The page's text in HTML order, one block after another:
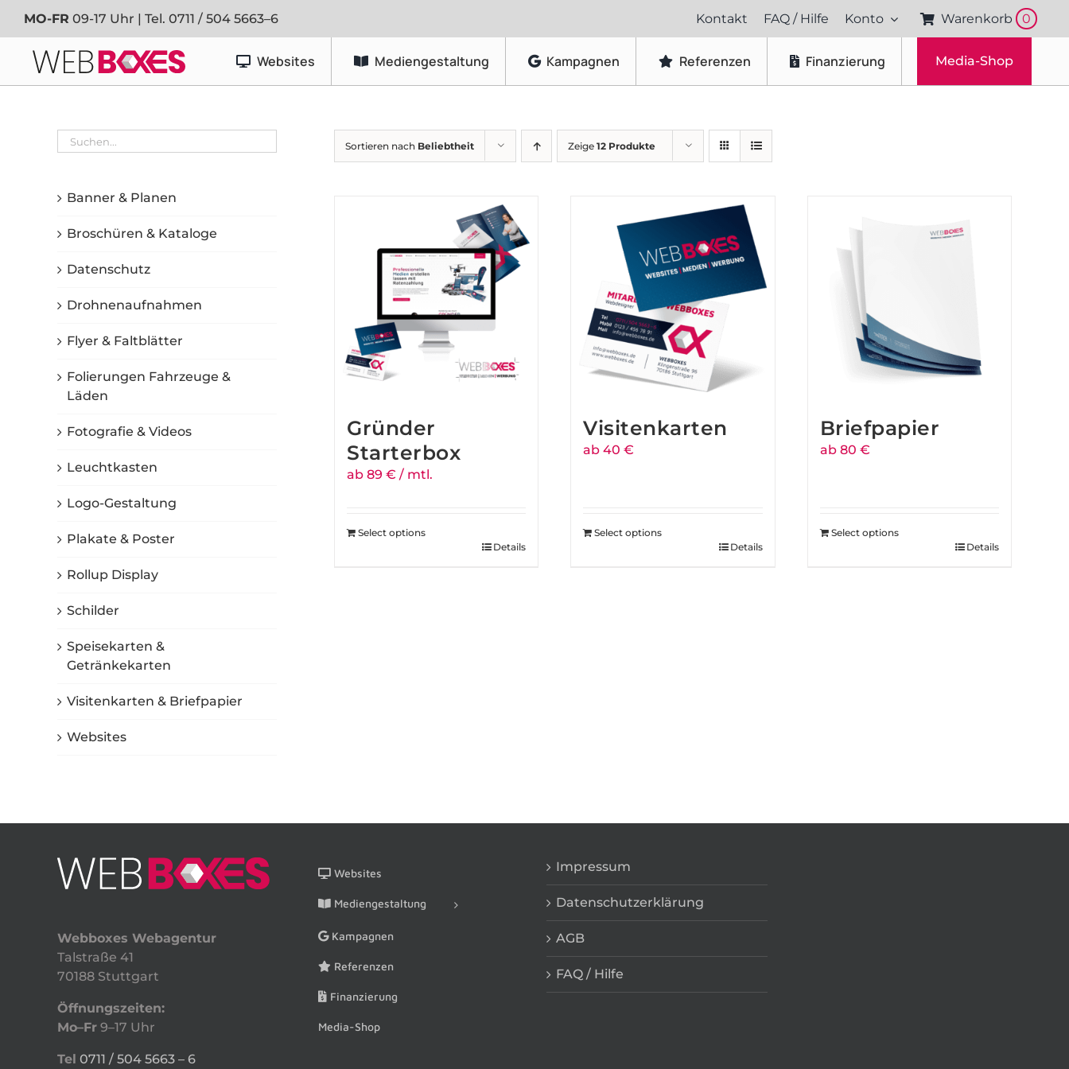
Inhalt
springen
MO-FR 09-17 Uhr | Tel. 0711 / 504 5663–6 Kontakt FAQ / Hilfe Konto Warenkorb 0
Websites Mediengestaltung
Werbetechnik
Fahrzeugfolierung
Grafikdesign
Logo-Gestaltung
Flyer & Faltblätter
Broschüren & Kataloge
Speisekarten & Getränkekarten
Plakate & Poster
Produktfotografie
Drohnenaufnahmen
Kampagnen Referenzen Finanzierung Media-Shop
Sortieren nach Beliebtheit Zeige 12 Produkte
Gründer
Starterbox
ab 89 € / mtl.
Select options
Details
Visitenkarten
ab 40 €
Select options
Details
Briefpapier
ab 80 €
Select options
Details
Banner & Planen
Broschüren & Kataloge
Datenschutz
Drohnenaufnahmen
Flyer & Faltblätter
Folierungen Fahrzeuge &
Läden
Fotografie & Videos
Leuchtkasten
Logo-Gestaltung
Plakate & Poster
Rollup Display
Schilder
Speisekarten &
Getränkekarten
Visitenkarten & Briefpapier
Websites
Webboxes Webagentur
Talstraße 41
70188 Stuttgart
Öffnungszeiten:
Mo–Fr 9–17 Uhr
Tel 0711 / 504 5663 – 6
Websites
Mediengestaltung
Kampagnen
Referenzen
Finanzierung
Media-Shop
Impressum
Datenschutzerklärung
AGB
FAQ / Hilfe